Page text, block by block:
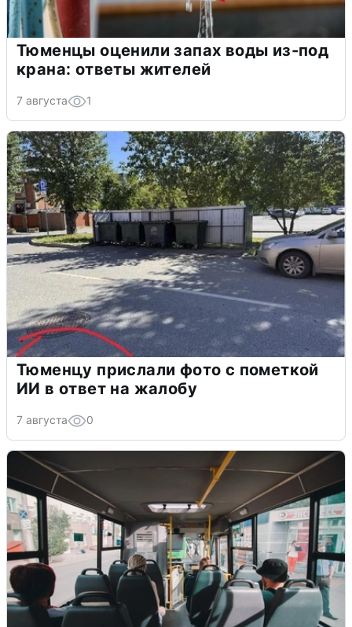
Тюменцы оценили запах воды из-под
крана: ответы жителей
7 августа 1
Тюменцу прислали фото с пометкой
ИИ в ответ на жалобу
7 августа 0